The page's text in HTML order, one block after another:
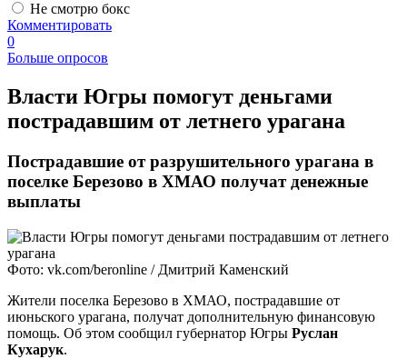
Не смотрю бокс
Комментировать
0
Больше опросов
Власти Югры помогут деньгами
пострадавшим от летнего урагана
Пострадавшие от разрушительного урагана в
поселке Березово в ХМАО получат денежные
выплаты
Фото: vk.com/beronline / Дмитрий Каменский
Жители поселка Березово в ХМАО, пострадавшие от
июньского урагана, получат дополнительную финансовую
помощь. Об этом сообщил губернатор Югры Руслан
Кухарук.